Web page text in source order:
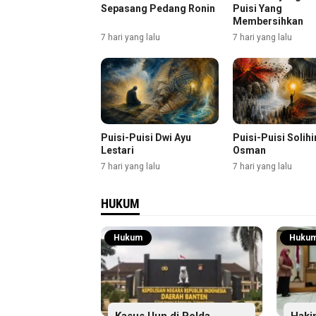
Sepasang Pedang Ronin
7 hari yang lalu
Puisi Yang
Membersihkan
7 hari yang lalu
Puisi-Puisi Dwi Ayu
Lestari
7 hari yang lalu
Puisi-Puisi
Osman
7 hari yang lalu
HUKUM
Hukum